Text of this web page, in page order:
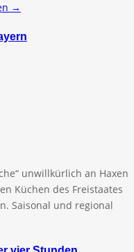
→
unwillkürlich an Haxen
Küchen des Freistaates
Saisonal und regional